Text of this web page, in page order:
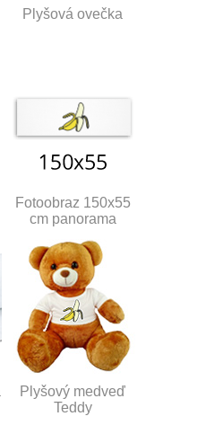
Plyšová ovečka
Fotoobraz 150x55
cm panorama
Plyšový medveď
Teddy